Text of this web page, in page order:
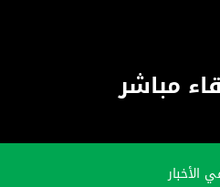
مباشر
الأخبار